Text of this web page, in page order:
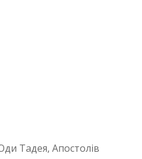
Тадея, Апостолів